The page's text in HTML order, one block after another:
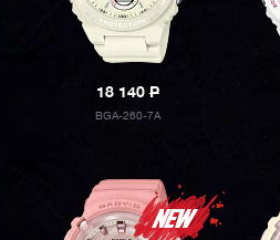
18 140P
BGA-260-7A